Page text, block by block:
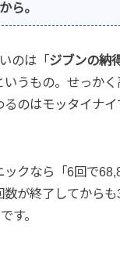
ら。
のは「 ジブンの納
いうもの。せっか
のはモッタイナイ
ックなら「6回で
が終了してから
す。